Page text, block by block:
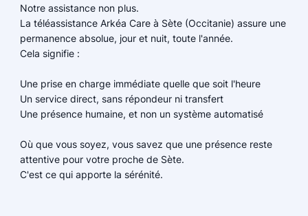
Notre assistance non plus.
La téléassistance Arkéa Care à Sète (Occitanie) assure une
permanence absolue, jour et nuit, toute l'année.
Cela signifie :
Une prise en charge immédiate quelle que soit l'heure
Un service direct, sans répondeur ni transfert
Une présence humaine, et non un système automatisé
Où que vous soyez, vous savez que une présence reste
attentive pour votre proche de Sète.
C'est ce qui apporte la sérénité.